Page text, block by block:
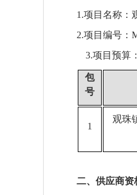
1.项目名称：
2.项目编号：
3.项目预算
包
号
1
观珠
二、 供应商资